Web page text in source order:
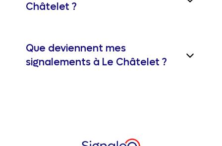
Châtelet ?
Que deviennent mes
signalements à Le Châtelet ?